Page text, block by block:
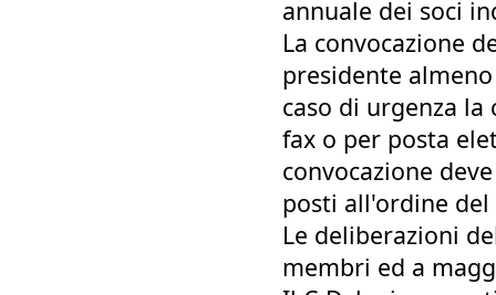
annuale dei soci
La convocazione
presidente
caso di urgenza
fax o per posta
convocazione
posti all'ordine
Le deliberazioni
membri ed a